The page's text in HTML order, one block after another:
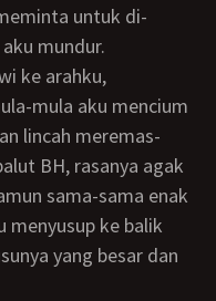
untuk di-
mundur.
mula aku mencium
lincah meremas-
BH, rasanya agak
sama-sama enak
menyusup ke balik
yang besar dan